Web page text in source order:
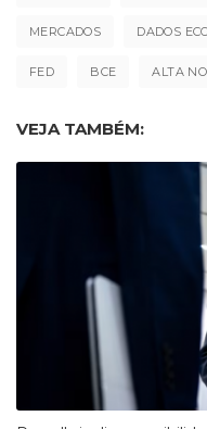
MERCADOS DADOS
FED BCE ALTA
VEJA TAMBÉM: